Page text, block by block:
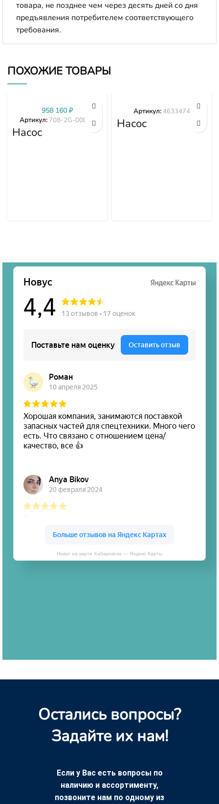
товара, не позднее чем через десять дней со дня
предъявления потребителем соответствующего
требования.
ПОХОЖИЕ ТОВАРЫ
Насос
гидравлики
Артикул: 708-2G-00024
958 160₽
Насос
вентилятора
Артикул:4633474
Новус на карте Хабаровска — Яндекс Карты
Остались вопросы?
Задайте их нам!
Если у Вас есть вопросы по
наличию и ассортименту,
позвоните нам по одному из